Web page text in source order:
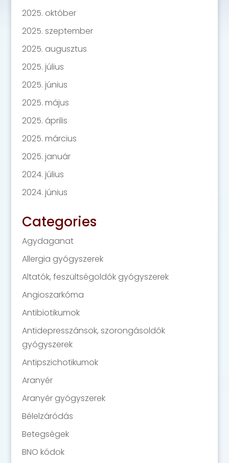
2025. október
2025. szeptember
2025. augusztus
2025. július
2025. június
2025. május
2025. április
2025. március
2025. január
2024. július
2024. június
Categories
Agydaganat
Allergia gyógyszerek
Altatók, feszültségoldók gyógyszerek
Angioszarkóma
Antibiotikumok
Antidepresszánsok, szorongásoldók
gyógyszerek
Antipszichotikumok
Aranyér
Aranyér gyógyszerek
Bélelzáródás
Betegségek
BNO kódok